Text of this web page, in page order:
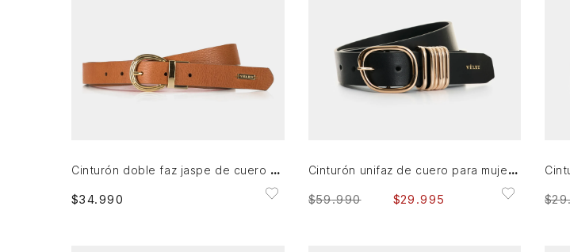
Cinturón doble faz jaspe de cuero para mujer básico atemporal
$34.990
Cinturón unifaz de cuero para mujer Ruka
$59.990 $29 .995 $29